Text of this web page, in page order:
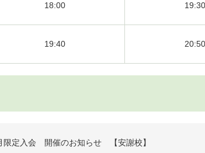
18:00 19:30
19:40 20:50
定入会 開催のお知らせ 【安謝校】